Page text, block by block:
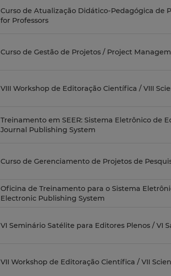
Curso de Atualização Didático-Pedagógica de
for Professors
Curso de Gestão de Projetos / Project
VIII Workshop de Editoração Científica / VIII
Treinamento em SEER: Sistema Eletrônico de
Journal Publishing System
Curso de Gerenciamento de Projetos de
Oficina de Treinamento para o Sistema
Electronic Publishing System
VI Seminário Satélite para Editores Plenos / VI
VII Workshop de Editoração Científica / VII